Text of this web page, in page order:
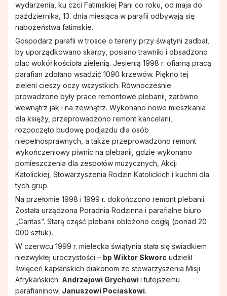
wydarzenia, ku czci Fatimskiej Pani co roku, od maja do
października, 13. dnia miesiąca w parafii odbywają się
nabożeństwa fatimskie.
Gospodarz parafii w trosce o tereny przy świątyni zadbał,
by uporządkowano skarpy, posiano trawniki i obsadzono
plac wokół kościoła zielenią. Jesienią 1998 r. ofiarną pracą
parafian zdołano wsadzić 1090 krzewów. Piękno tej
zieleni cieszy oczy wszystkich. Równocześnie
prowadzone były prace remontowe plebanii, zarówno
wewnątrz jak i na zewnątrz. Wykonano nowe mieszkania
dla księży, przeprowadzono remont kancelarii,
rozpoczęto budowę podjazdu dla osób
niepełnosprawnych, a także przeprowadzono remont
wykończeniowy piwnic na plebanii, gdzie wykonano
pomieszczenia dla zespołów muzycznych, Akcji
Katolickiej, Stowarzyszenia Rodzin Katolickich i kuchni dla
tych grup.
Na przełomie 1998 i 1999 r. dokończono remont plebanii.
Została urządzona Poradnia Rodzinna i parafialne biuro
„Caritas”. Starą część plebanii obłożono cegłą (ponad 20
000 sztuk).
W czerwcu 1999 r. mielecka świątynia stała się świadkiem
niezwykłej uroczystości – bp Wiktor Skworc udzielił
święceń kapłańskich diakonom ze stowarzyszenia Misji
Afrykańskich: Andrzejowi Grychowi i tutejszemu
parafianinowi Januszowi Pociaskowi.